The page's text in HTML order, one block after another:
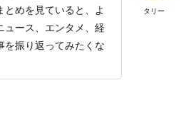
タリー
めを見ていると、よ
ュース、エンタメ、経
を振り返ってみたくな